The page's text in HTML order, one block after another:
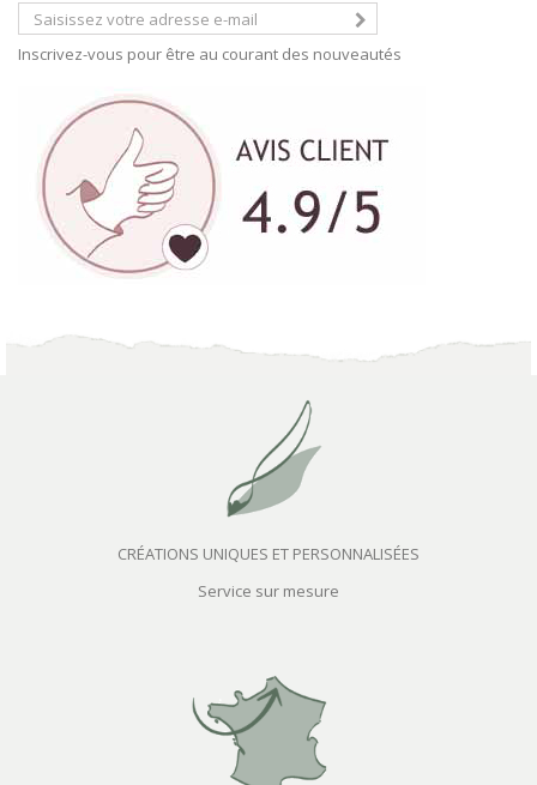
Inscrivez-vous pour être au courant des nouveautés
CRÉATIONS UNIQUES ET PERSONNALISÉES
Service sur mesure